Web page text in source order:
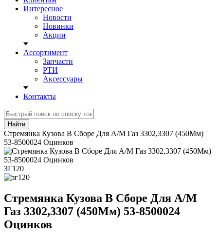
Интересное
Новости
Новинки
Акции
Ассортимент
Запчасти
РТИ
Аксессуары
Контакты
Найти
Стремянка Кузова В Сборе Для А/М Газ 3302,3307 (450Мм)
53-8500024 Оцинков
ЗГ120
Стремянка Кузова В Сборе Для А/М
Газ 3302,3307 (450Мм) 53-8500024
Оцинков